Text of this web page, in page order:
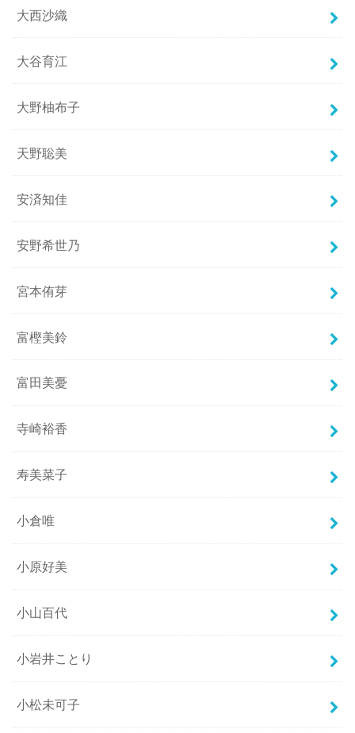
大西沙織
大谷育江
大野柚布子
天野聡美
安済知佳
安野希世乃
宮本侑芽
富樫美鈴
富田美憂
寺崎裕香
寿美菜子
小倉唯
小原好美
小山百代
小岩井ことり
小松未可子